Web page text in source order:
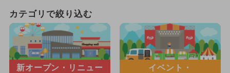
カテゴリで絞り込む
新オープン・ リニュー
イベント・